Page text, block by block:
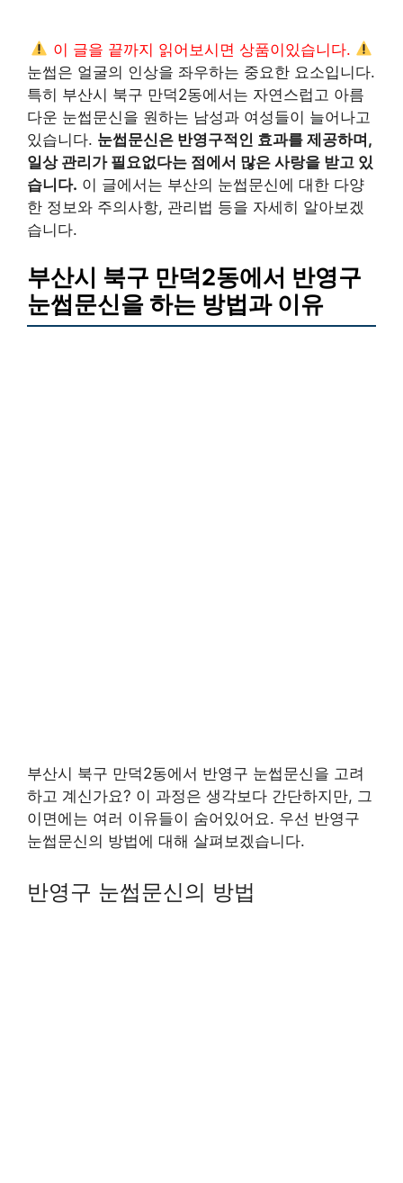
이 글을 끝까지 읽어보시면 상품이있습니다.
눈썹은 얼굴의 인상을 좌우하는 중요한 요소입니다.
특히 부산시 북구 만덕2동에서는 자연스럽고 아름
다운 눈썹문신을 원하는 남성과 여성들이 늘어나고
있습니다. 눈썹문신은 반영구적인 효과를 제공하며,
일상 관리가 필요없다는 점에서 많은 사랑을 받고 있
습니다. 이 글에서는 부산의 눈썹문신에 대한 다양
한 정보와 주의사항, 관리법 등을 자세히 알아보겠
습니다.
부산시 북구 만덕2동에서 반영구
눈썹문신을 하는 방법과 이유
부산시 북구 만덕2동에서 반영구 눈썹문신을 고려
하고 계신가요? 이 과정은 생각보다 간단하지만, 그
이면에는 여러 이유들이 숨어있어요. 우선 반영구
눈썹문신의 방법에 대해 살펴보겠습니다.
반영구 눈썹문신의 방법